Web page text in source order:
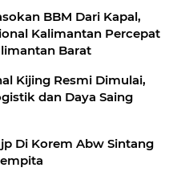
BBM Dari Kapal,
Kalimantan Percepat
Barat
Kijing Resmi Dimulai,
dan Daya Saing
Di Korem Abw Sintang